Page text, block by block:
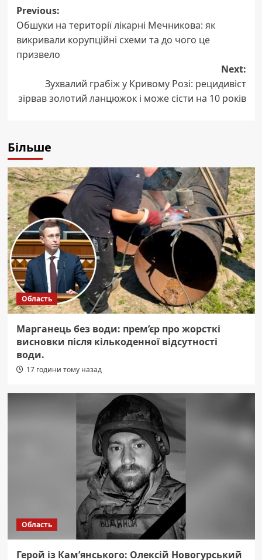
Post
navigation
Previous:
Обшуки на території лікарні Мечникова: як
викривали корупційні схеми та до чого це
призвело
Next:
Зухвалий грабіж у Кривому Розі: рецидивіст
зірвав золотий ланцюжок і може сісти на 10 років
Більше
Область
Марганець без води: прем’єр про жорсткі
висновки після кількоденної відсутності
води.
17 години тому назад
Область
Герой із Кам’янського: Олексій Новогурський